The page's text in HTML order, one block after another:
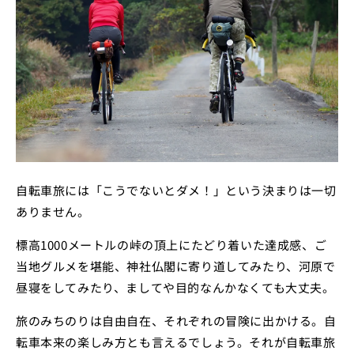
自転車旅には「こうでないとダメ！」という決まりは一切
ありません。
標高1000メートルの峠の頂上にたどり着いた達成感、ご
当地グルメを堪能、神社仏閣に寄り道してみたり、河原で
昼寝をしてみたり、ましてや目的なんかなくても大丈夫。
旅のみちのりは自由自在、それぞれの冒険に出かける。自
転車本来の楽しみ方とも言えるでしょう。それが自転車旅